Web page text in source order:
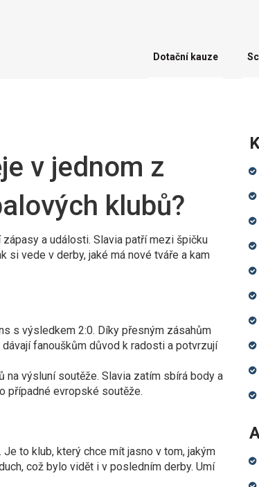
Dotační kauze
v jednom z
klubů?
a události. Slavia patří mezi špičku
vede v derby, jaké má nové tváře a kam
s výsledkem 2:0. Díky přesným zásahům
fanouškům důvod k radosti a potvrzují
výsluní soutěže. Slavia zatím sbírá body a
případné evropské soutěže.
to klub, který chce mít jasno v tom, jakým
což bylo vidět i v posledním derby. Umí